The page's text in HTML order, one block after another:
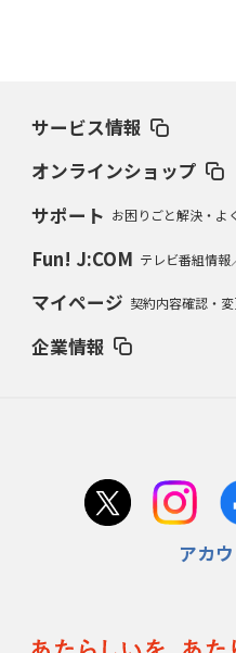
サービス情報
オンラインショップ
サポート お困りごと解決・よ
Fun! J:COM テレビ番組情報
マイページ 契約内容確認・
企業情報
アカ